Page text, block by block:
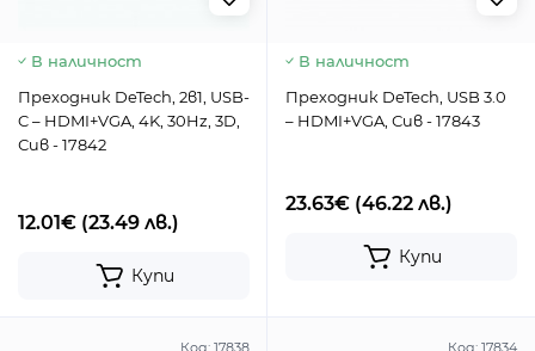
В наличност
Преходник DeTech, 2в1, USB-
C – HDMI+VGA, 4K, 30Hz, 3D,
Сив - 17842
12.01€ (23.49 лв.)
Купи
В наличност
Преходник DeTech, USB 3.0
– HDMI+VGA, Сив - 17843
23.63€ (46.22 лв.)
Купи
Код: 17838 Код: 17834